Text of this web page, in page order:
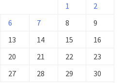
1
2
6 7 8
9
13 14 15
16
20 21 22
23
27 28 29
30